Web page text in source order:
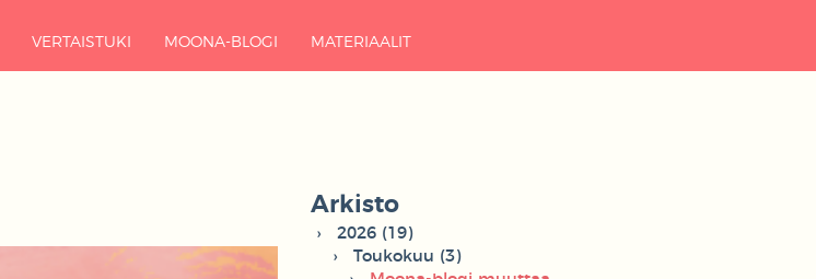
VERTAISTUKI MOONA-BLOGI MATERIAALIT
Arkisto
2026 (19)
Toukokuu (3)